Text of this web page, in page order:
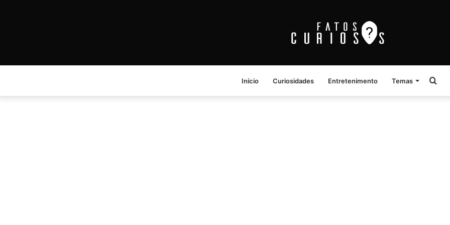
Início Curiosidades Entretenimento Temas